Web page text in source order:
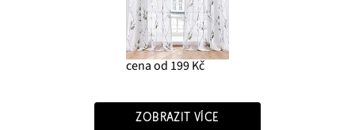
cena od 199 Kč
ZOBRAZIT VÍCE